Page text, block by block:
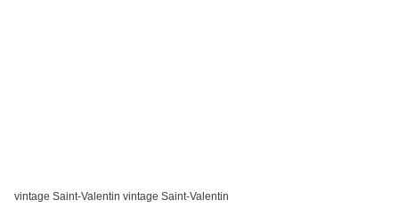
vintage Saint-Valentin vintage Saint-Valentin